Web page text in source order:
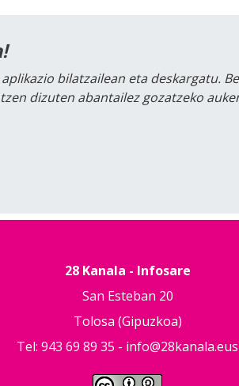
bilatzailean eta deskargatu.
dizuten abantailez gozatzeko
28 Kanala - Infosare
San Esteban 20
Tolosa (Gipuzkoa)
Tel: 943 69 89 35 - info@28kanala.eus